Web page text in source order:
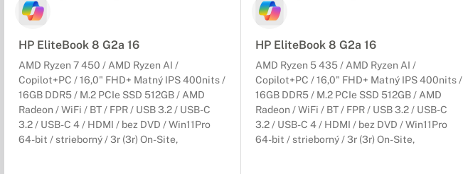
HP EliteBook 8 G2a 16
AMD Ryzen 7 450 / AMD Ryzen AI /
Copilot+PC / 16,0" FHD+ Matný IPS 400nits /
16GB DDR5 / M.2 PCIe SSD 512GB / AMD
Radeon / WiFi / BT / FPR / USB 3.2 / USB-C
3.2 / USB-C 4 / HDMI / bez DVD / Win11Pro
64-bit / strieborný / 3r (3r) On-Site,
HP EliteBook 8 G2a 16
AMD Ryzen 5 435 / AMD Ryzen AI /
Copilot+PC / 16,0" FHD+ Matný IPS 400nits /
16GB DDR5 / M.2 PCIe SSD 512GB / AMD
Radeon / WiFi / BT / FPR / USB 3.2 / USB-C
3.2 / USB-C 4 / HDMI / bez DVD / Win11Pro
64-bit / strieborný / 3r (3r) On-Site,